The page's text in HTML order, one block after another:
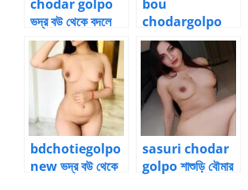
chodar golpo
ভদ্র বউ থেকে বদলে
যাওয়া পল্লবী ১২
bou
chodargolpo
ভদ্র বউ থেকে বদলে
যাওয়া পল্লবী ১৩
bdchotiegolpo
new ভদ্র বউ থেকে
sasuri chodar
golpo শাশুড়ি বৌমার